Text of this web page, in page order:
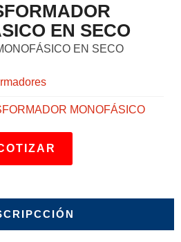
EN SECO
EN SECO
MONOFÁSICO